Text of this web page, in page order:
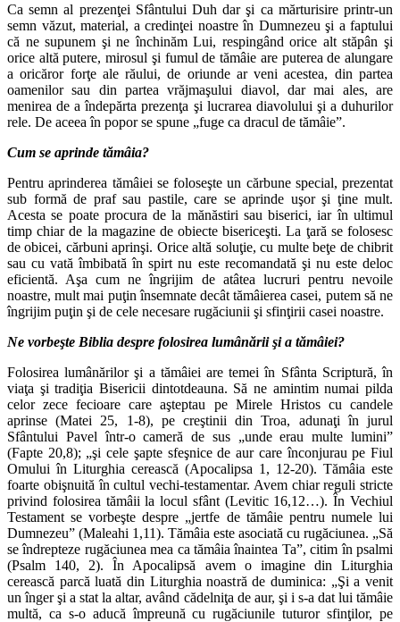
Ca semn al prezenţei Sfântului Duh dar şi ca mărturisire printr-un
semn văzut, material, a credinţei noastre în Dumnezeu şi a faptului
că ne supunem şi ne închinăm Lui, respingând orice alt stăpân şi
orice altă putere, mirosul şi fumul de tămâie are puterea de alungare
a oricăror forţe ale răului, de oriunde ar veni acestea, din partea
oamenilor sau din partea vrăjmaşului diavol, dar mai ales, are
menirea de a îndepărta prezenţa şi lucrarea diavolului şi a duhurilor
rele. De aceea în popor se spune „fuge ca dracul de tămâie”.
Cum se aprinde tămâia?
Pentru aprinderea tămâiei se foloseşte un cărbune special, prezentat
sub formă de praf sau pastile, care se aprinde uşor şi ţine mult.
Acesta se poate procura de la mănăstiri sau biserici, iar în ultimul
timp chiar de la magazine de obiecte bisericeşti. La ţară se folosesc
de obicei, cărbuni aprinşi. Orice altă soluţie, cu multe beţe de chibrit
sau cu vată îmbibată în spirt nu este recomandată şi nu este deloc
eficientă. Aşa cum ne îngrijim de atâtea lucruri pentru nevoile
noastre, mult mai puţin însemnate decât tămâierea casei, putem să ne
îngrijim puţin şi de cele necesare rugăciunii şi sfinţirii casei noastre.
Ne vorbeşte Biblia despre folosirea lumânării şi a tămâiei?
Folosirea lumânărilor şi a tămâiei are temei în Sfânta Scriptură, în
viaţa şi tradiţia Bisericii dintotdeauna. Să ne amintim numai pilda
celor zece fecioare care aşteptau pe Mirele Hristos cu candele
aprinse (Matei 25, 1-8), pe creştinii din Troa, adunaţi în jurul
Sfântului Pavel într-o cameră de sus „unde erau multe lumini”
(Fapte 20,8); „şi cele şapte sfeşnice de aur care înconjurau pe Fiul
Omului în Liturghia cerească (Apocalipsa 1, 12-20). Tămâia este
foarte obişnuită în cultul vechi-testamentar. Avem chiar reguli stricte
privind folosirea tămâii la locul sfânt (Levitic 16,12…). În Vechiul
Testament se vorbeşte despre „jertfe de tămâie pentru numele lui
Dumnezeu” (Maleahi 1,11). Tămâia este asociată cu rugăciunea. „Să
se îndrepteze rugăciunea mea ca tămâia înaintea Ta”, citim în psalmi
(Psalm 140, 2). În Apocalipsă avem o imagine din Liturghia
cerească parcă luată din Liturghia noastră de duminica: „Şi a venit
un înger şi a stat la altar, având cădelniţa de aur, şi i s-a dat lui tămâie
multă, ca s-o aducă împreună cu rugăciunile tuturor sfinţilor, pe